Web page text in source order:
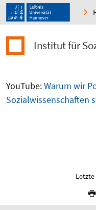
Institut für
YouTube:Warum wir
Sozialwissenschaften
Letzte